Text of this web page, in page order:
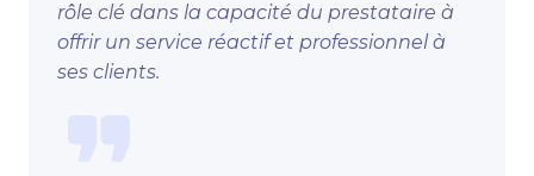
rôle clé dans la capacité du prestataire à
offrir un service réactif et professionnel à
ses clients.